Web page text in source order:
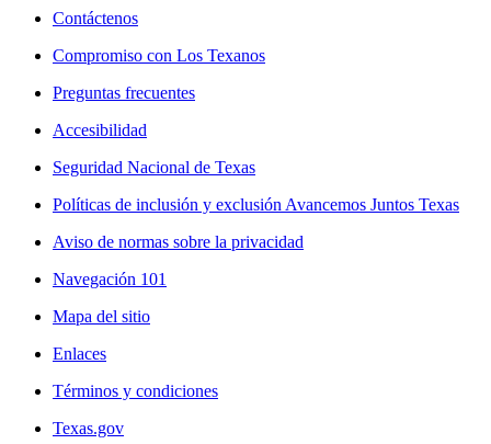
Contáctenos
Compromiso con Los Texanos
Preguntas frecuentes
Accesibilidad
Seguridad Nacional de Texas
Políticas de inclusión y exclusión Avancemos Juntos Texas
Aviso de normas sobre la privacidad
Navegación 101
Mapa del sitio
Enlaces
Términos y condiciones
Texas.gov